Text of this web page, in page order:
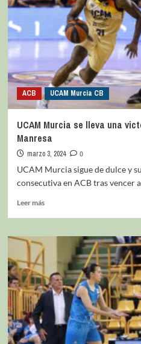
ACB UCAM Murcia CB
UCAM Murcia se lleva una
Manresa
marzo 3, 2024
0
UCAM Murcia sigue de dulce y
consecutiva en ACB tras vencer
Leer más